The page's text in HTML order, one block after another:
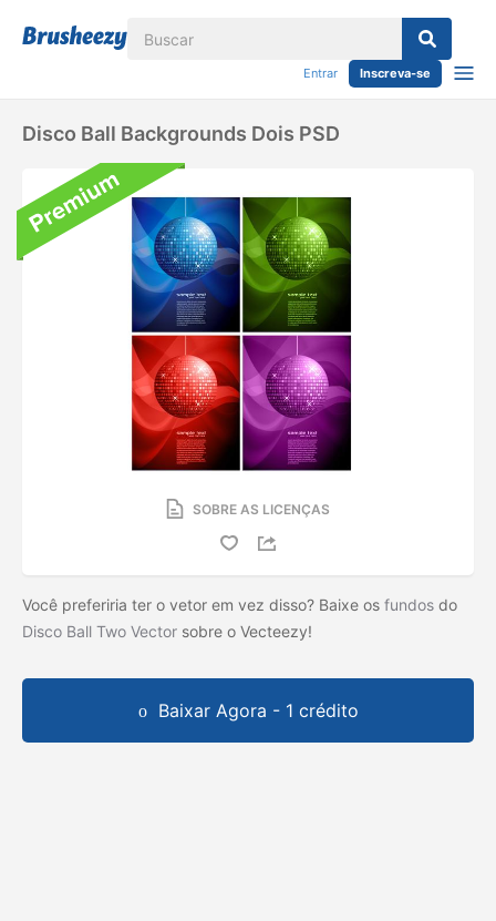
Entrar Inscreva-se
Disco Ball Backgrounds Dois PSD
SOBRE AS LICENÇAS
Você preferiria ter o vetor em vez disso? Baixe os fundos do
Disco Ball Two Vector sobre o Vecteezy!
Baixar Agora - 1 crédito